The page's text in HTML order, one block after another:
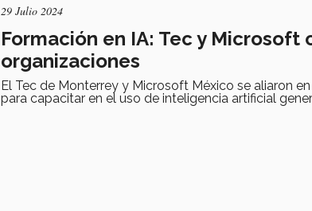
29 Julio 2024
Formación en IA: Tec y
organizaciones
El Tec de Monterrey y Microsoft México se aliaron
para capacitar en el uso de inteligencia artificial